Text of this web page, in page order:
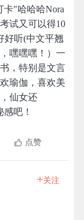
卡"哈哈哈Nora
试又可以得10
好听(中文平翘
嘿嘿嘿！）一
，特别是文言
瑜伽，喜欢美
仙女还
吧！
点赞
+关注